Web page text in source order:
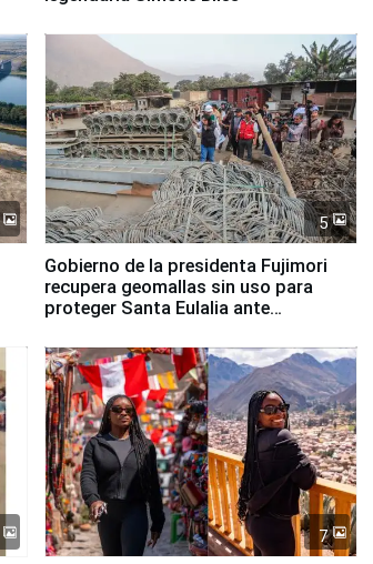
5
Gobierno de la presidenta Fujimori
recupera geomallas sin uso para
proteger Santa Eulalia ante
7